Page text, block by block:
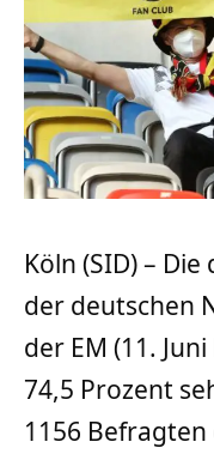
Köln (SID) –
der deutschen
der EM (11.
74,5 Prozent
1156 Befragten